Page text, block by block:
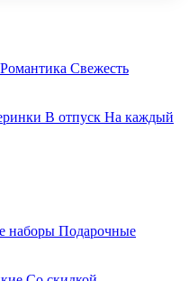
Романтика Свежесть
В отпуск На каждый
наборы Подарочные